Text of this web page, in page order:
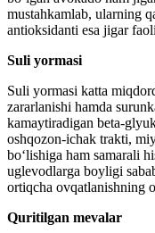
mustahkamlab, ularning
antioksidanti esa jigar
Suli yormasi
Suli yormasi katta
zararlanishi hamda
kamaytiradigan beta-
oshqozon-ichak trakti,
bo‘lishiga ham samarali
uglevodlarga boyligi
ortiqcha ovqatlanishning
Quritilgan mevalar